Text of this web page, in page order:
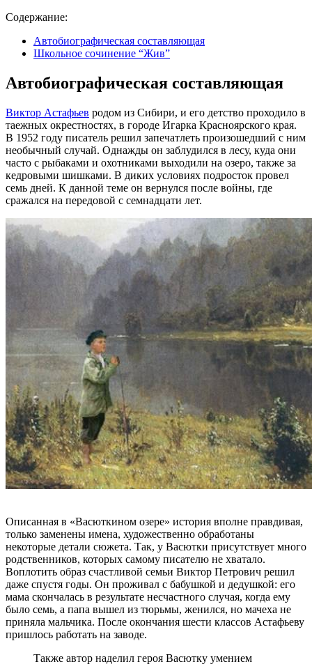
Содержание:
Автобиографическая составляющая
Школьное сочинение “Жив”
Автобиографическая составляющая
Виктор Астафьев родом из Сибири, и его детство проходило в
таежных окрестностях, в городе Игарка Красноярского края.
В 1952 году писатель решил запечатлеть произошедший с ним
необычный случай. Однажды он заблудился в лесу, куда они
часто с рыбаками и охотниками выходили на озеро, также за
кедровыми шишками. В диких условиях подросток провел
семь дней. К данной теме он вернулся после войны, где
сражался на передовой с семнадцати лет.
Описанная в «Васюткином озере» история вполне правдивая,
только заменены имена, художественно обработаны
некоторые детали сюжета. Так, у Васютки присутствует много
родственников, которых самому писателю не хватало.
Воплотить образ счастливой семьи Виктор Петрович решил
даже спустя годы. Он проживал с бабушкой и дедушкой: его
мама скончалась в результате несчастного случая, когда ему
было семь, а папа вышел из тюрьмы, женился, но мачеха не
приняла мальчика. После окончания шести классов Астафьеву
пришлось работать на заводе.
Также автор наделил героя Васютку умением